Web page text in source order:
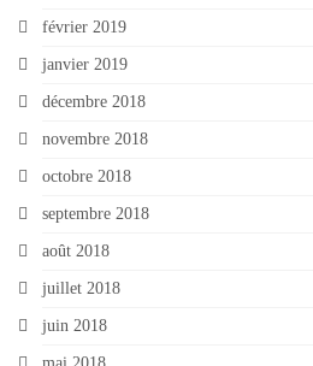
février 2019
janvier 2019
décembre 2018
novembre 2018
octobre 2018
septembre 2018
août 2018
juillet 2018
juin 2018